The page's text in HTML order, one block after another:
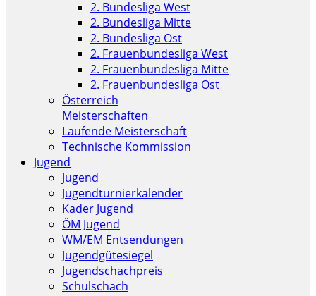
2. Bundesliga West
2. Bundesliga Mitte
2. Bundesliga Ost
2. Frauenbundesliga West
2. Frauenbundesliga Mitte
2. Frauenbundesliga Ost
Österreich
Meisterschaften
Laufende Meisterschaft
Technische Kommission
Jugend
Jugend
Jugendturnierkalender
Kader Jugend
ÖM Jugend
WM/EM Entsendungen
Jugendgütesiegel
Jugendschachpreis
Schulschach